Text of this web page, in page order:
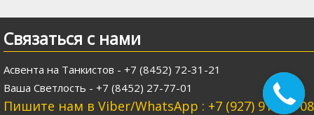
Связаться с нами
Асвента на Танкистов - +7 (8452) 72-31-21
Ваша Светлость - +7 (8452) 27-77-01
Пишите нам в Viber/WhatsApp : +7 (927) 910 03 08